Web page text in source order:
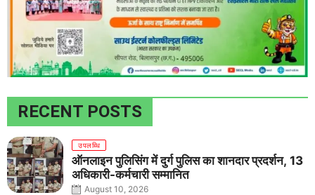
RECENT POSTS
उपलब्धि
ऑनलाइन पुलिसिंग में दुर्ग पुलिस का शानदार प्रदर्शन, 13
अधिकारी-कर्मचारी सम्मानित
August 10, 2026